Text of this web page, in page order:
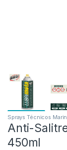
Sprays Técnicos
Anti-
450ml